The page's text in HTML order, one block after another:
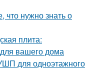
что нужно знать о
плита:
вашего дома
для одноэтажного